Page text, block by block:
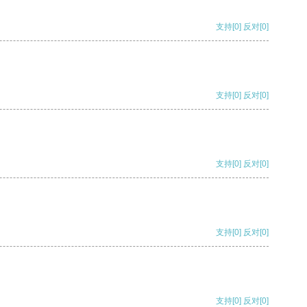
支持[0] 反对[0]
支持[0] 反对[0]
支持[0] 反对[0]
支持[0] 反对[0]
支持[0] 反对[0]